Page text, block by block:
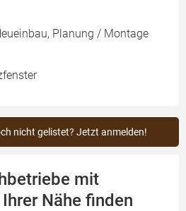
Planung / Montage
nicht gelistet? Jetzt anmelden!
mit
Nähe finden